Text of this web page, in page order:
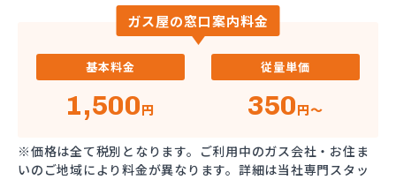
ガス屋の窓口案内料金
基本料金
1,500円
従量単価
350円～
※価格は全て税別となります。ご利用中のガス会社・お住ま
いのご地域により料金が異なります。詳細は当社専門スタッ